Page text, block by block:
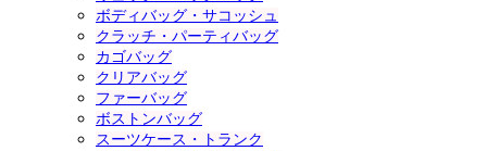
ボディバッグ・サコッシュ
クラッチ・パーティバッグ
カゴバッグ
クリアバッグ
ファーバッグ
ボストンバッグ
スーツケース・トランク